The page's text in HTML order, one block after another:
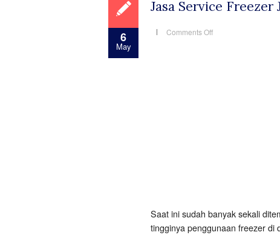
6
May
Jasa Service
Comments Offon
Saat ini sudah banyak sekali
tingginya penggunaan freezer di